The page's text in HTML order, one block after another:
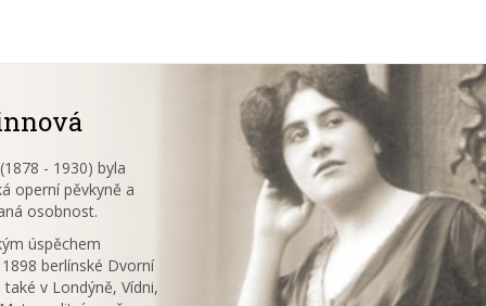
- 1930) byla
operní pěvkyně a
osobnost.
úspěchem
berlínské Dvorní
v Londýně, Vídni,